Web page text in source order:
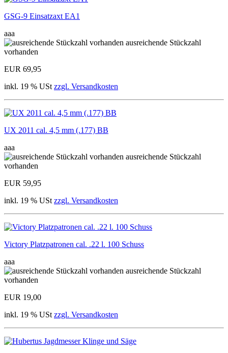
GSG-9 Einsatzaxt EA1
aaa
ausreichende Stückzahl
vorhanden
EUR 69,95
inkl. 19 % USt zzgl. Versandkosten
UX 2011 cal. 4,5 mm (.177) BB
aaa
ausreichende Stückzahl
vorhanden
EUR 59,95
inkl. 19 % USt zzgl. Versandkosten
Victory Platzpatronen cal. .22 l. 100 Schuss
aaa
ausreichende Stückzahl
vorhanden
EUR 19,00
inkl. 19 % USt zzgl. Versandkosten